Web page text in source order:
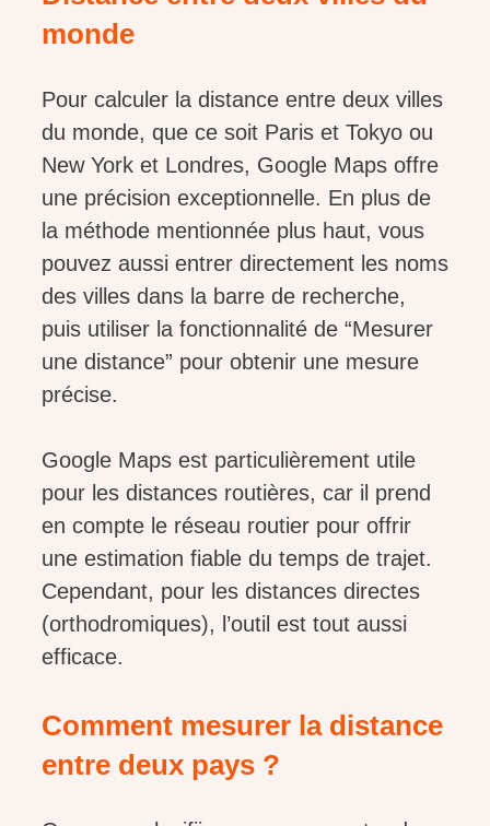
monde
Pour calculer la distance entre deux villes
du monde, que ce soit Paris et Tokyo ou
New York et Londres, Google Maps offre
une précision exceptionnelle. En plus de
la méthode mentionnée plus haut, vous
pouvez aussi entrer directement les noms
des villes dans la barre de recherche,
puis utiliser la fonctionnalité de “Mesurer
une distance” pour obtenir une mesure
précise.
Google Maps est particulièrement utile
pour les distances routières, car il prend
en compte le réseau routier pour offrir
une estimation fiable du temps de trajet.
Cependant, pour les distances directes
(orthodromiques), l’outil est tout aussi
efficace.
Comment mesurer la distance
entre deux pays ?